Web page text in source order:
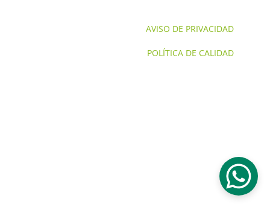
AVISO DE PRIVACIDAD
POLÍTICA DE CALIDAD